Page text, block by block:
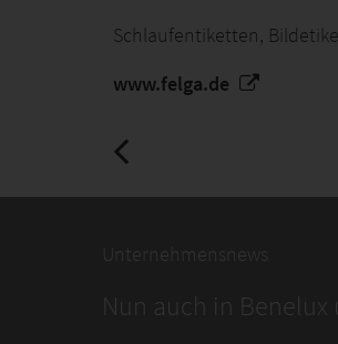
Schlaufentiketten,
www.felga.de
Unternehmensnews
Nun auch in